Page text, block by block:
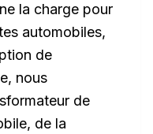
la charge pour
automobiles,
de
nous
de
de la